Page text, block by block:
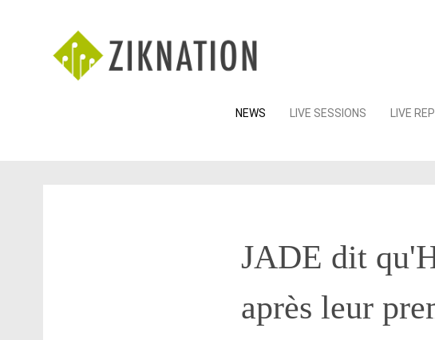
Skip
NEWS LIVE SESSIONS LIVE
JADE dit
après leur